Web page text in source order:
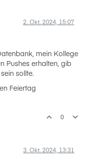
2. Okt. 2024, 15:07
mein Kollege
Pushes erhalten, gib
sollte.
Feiertag
0
3. Okt. 2024, 13:31